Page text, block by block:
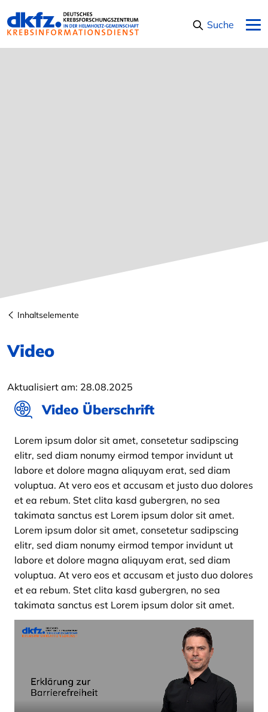
Suche
Inhaltselemente
Video
Aktualisiert am: 28.08.2025
Video Überschrift
Lorem ipsum dolor sit amet, consetetur sadipscing
elitr, sed diam nonumy eirmod tempor invidunt ut
labore et dolore magna aliquyam erat, sed diam
voluptua. At vero eos et accusam et justo duo dolores
et ea rebum. Stet clita kasd gubergren, no sea
takimata sanctus est Lorem ipsum dolor sit amet.
Lorem ipsum dolor sit amet, consetetur sadipscing
elitr, sed diam nonumy eirmod tempor invidunt ut
labore et dolore magna aliquyam erat, sed diam
voluptua. At vero eos et accusam et justo duo dolores
et ea rebum. Stet clita kasd gubergren, no sea
takimata sanctus est Lorem ipsum dolor sit amet.